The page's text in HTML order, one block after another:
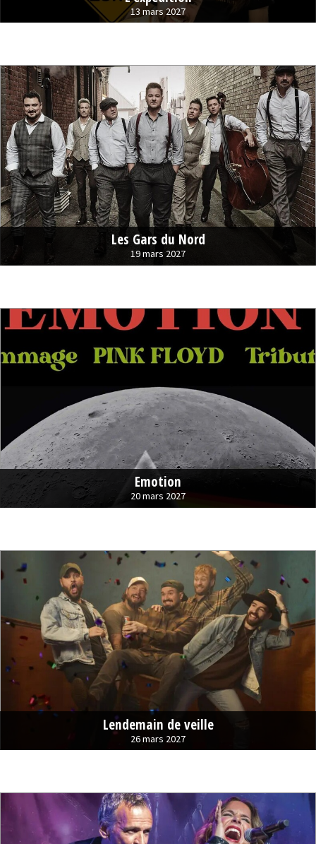
13 mars 2027
Les Gars du Nord
19 mars 2027
Emotion
20 mars 2027
Lendemain de veille
26 mars 2027